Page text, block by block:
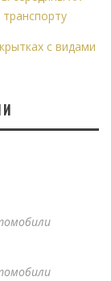
с видами